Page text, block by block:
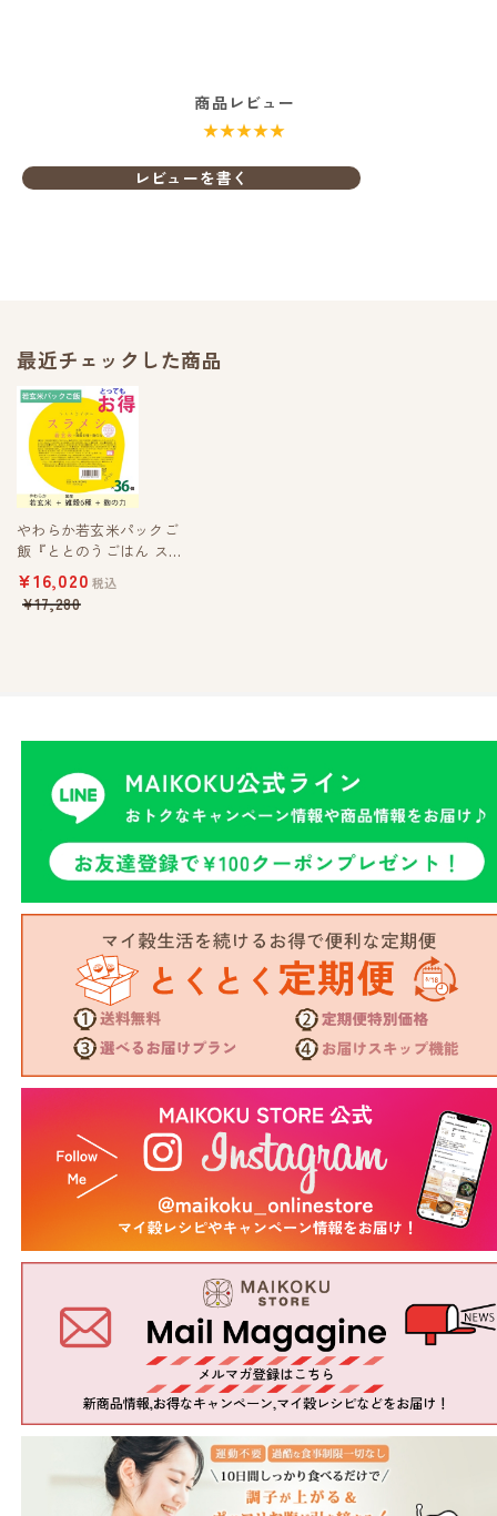
商品レビュー
★★★★★
レビューを書く
最近チェックした商品
やわらか若玄米パックご
飯『ととのうごはん ス
ラメシ』(200g)×36個
¥16,020 税込
¥17,280